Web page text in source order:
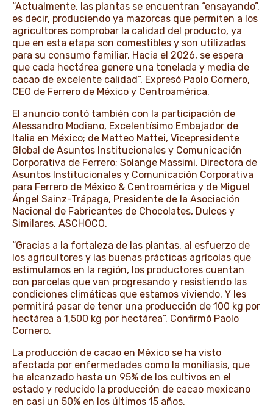
“Actualmente, las plantas se encuentran “ensayando”,
es decir, produciendo ya mazorcas que permiten a los
agricultores comprobar la calidad del producto, ya
que en esta etapa son comestibles y son utilizadas
para su consumo familiar. Hacia el 2026, se espera
que cada hectárea genere una tonelada y media de
cacao de excelente calidad”. Expresó Paolo Cornero,
CEO de Ferrero de México y Centroamérica.
El anuncio contó también con la participación de
Alessandro Modiano, Excelentísimo Embajador de
Italia en México; de Matteo Mattei, Vicepresidente
Global de Asuntos Institucionales y Comunicación
Corporativa de Ferrero; Solange Massimi, Directora de
Asuntos Institucionales y Comunicación Corporativa
para Ferrero de México & Centroamérica y de Miguel
Ángel Sainz-Trápaga, Presidente de la Asociación
Nacional de Fabricantes de Chocolates, Dulces y
Similares, ASCHOCO.
“Gracias a la fortaleza de las plantas, al esfuerzo de
los agricultores y las buenas prácticas agrícolas que
estimulamos en la región, los productores cuentan
con parcelas que van progresando y resistiendo las
condiciones climáticas que estamos viviendo. Y les
permitirá pasar de tener una producción de 100 kg por
hectárea a 1,500 kg por hectárea”. Confirmó Paolo
Cornero.
La producción de cacao en México se ha visto
afectada por enfermedades como la moniliasis, que
ha alcanzado hasta un 95% de los cultivos en el
estado y reducido la producción de cacao mexicano
en casi un 50% en los últimos 15 años.